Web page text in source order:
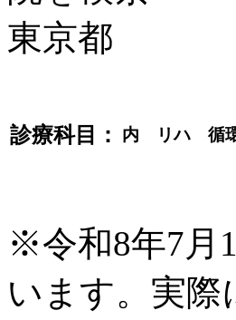
診療科目： 内 リハ 循
※令和8年7月
います。実